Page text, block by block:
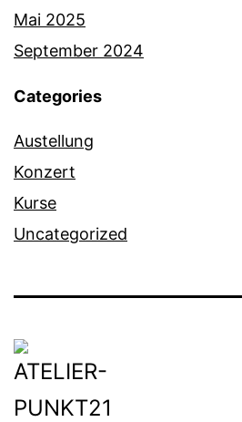
Mai 2025
September 2024
Categories
Austellung
Konzert
Kurse
Uncategorized